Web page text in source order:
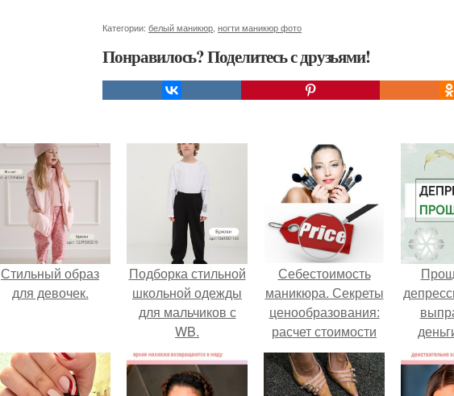
Категории: белый маникюр ногти маникюр фото
Понравилось? Поделитесь с друзьями!
Стильный образ
для девочек.
Подборка стильной
школьной одежды
для мальчиков с
WB.
Себестоимость
маникюра. Секреты
ценообразования:
расчет стоимости
услуг (Beautyday.